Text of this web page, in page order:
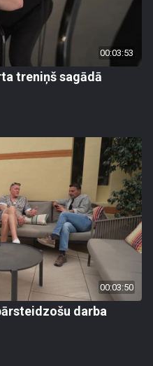
00:03:53
treniņš sagādā
00:03:50
darba